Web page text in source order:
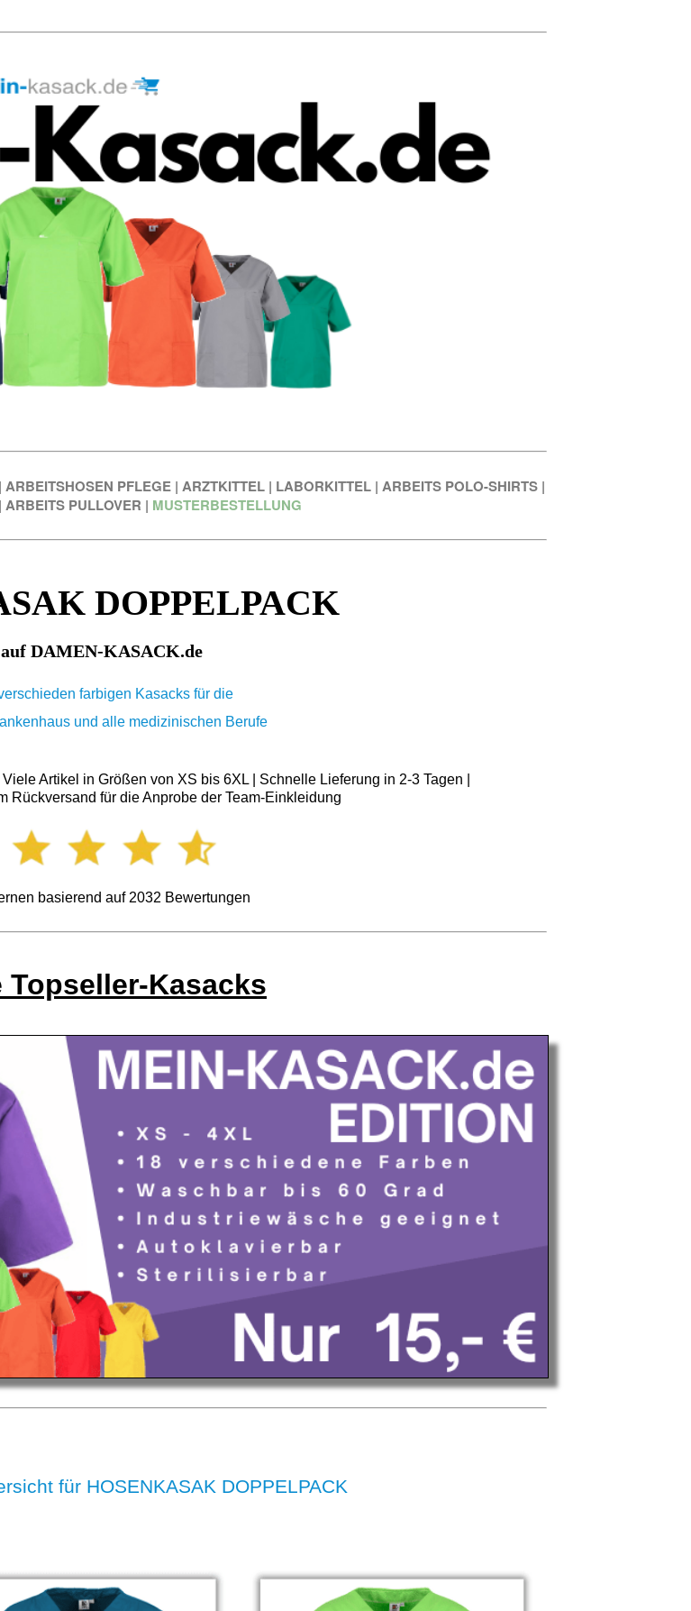
| ARBEITSHOSEN PFLEGE | ARZTKITTEL | LABORKITTEL | ARBEITS POLO-SHIRTS |
| ARBEITS PULLOVER | MUSTERBESTELLUNG
DOPPELPACK
DAMEN-KASACK.de
farbigen Kasacks für die
und alle medizinischen Berufe
Artikel in Größen von XS bis 6XL | Schnelle Lieferung in 2-3 Tagen |
Rückversand für die Anprobe der Team-Einkleidung
basierend auf 2032 Bewertungen
Topseller-Kasacks
für HOSENKASAK DOPPELPACK